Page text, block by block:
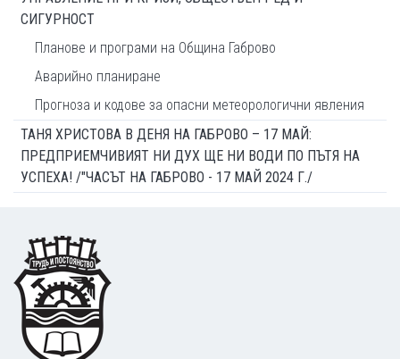
СИГУРНОСТ
Планове и програми на Община Габрово
Аварийно планиране
Прогноза и кодове за опасни метеорологични явления
ТАНЯ ХРИСТОВА В ДЕНЯ НА ГАБРОВО – 17 МАЙ:
ПРЕДПРИЕМЧИВИЯТ НИ ДУХ ЩЕ НИ ВОДИ ПО ПЪТЯ НА
УСПЕХА! /"ЧАСЪТ НА ГАБРОВО - 17 МАЙ 2024 Г./
Footer